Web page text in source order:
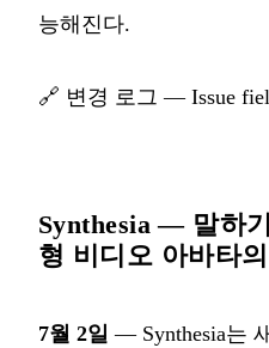
능해진다.
🔗 변경 로그 — Issue
Synthesia — 말하
형 비디오 아바타
7월 2일 — Synthesia는